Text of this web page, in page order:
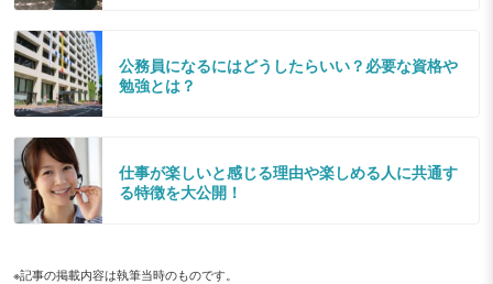
公務員になるにはどうしたらいい？必要な資格や
勉強とは？
仕事が楽しいと感じる理由や楽しめる人に共通す
る特徴を大公開！
※記事の掲載内容は執筆当時のものです。